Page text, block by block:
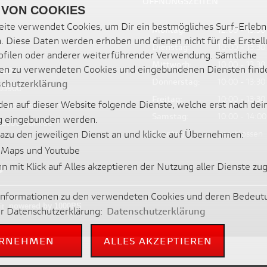
Montag:
12:00 -
Dienstag:
10:00 -
Mittwoch:
10:00 -
10:00 -
Sonntag:
geschlossen
powered by 1000PS
COOKIES
verwendet Cookies, um Dir ein bestmögliches Surf-
Diese Daten werden erhoben und dienen nicht für die
oder anderer weiterführender Verwendung. Sämtliche
zu verwendeten Cookies und eingebundenen Diensten
auf dieser Website folgende Dienste, welche erst nach
eingebunden werden.
den jeweiligen Dienst an und klicke auf Übernehmen:
und Youtube
mit Klick auf Alles akzeptieren der Nutzung aller Dienste
zu den verwendeten Cookies und deren
Datenschutzerklärung: Datenschutzerklärung
ALLES AKZEPTIEREN